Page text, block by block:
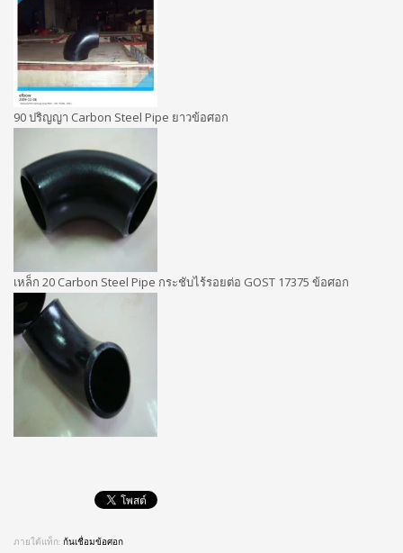
90 ปริญญา Carbon Steel Pipe ยาวข้อศอก
เหล็ก 20 Carbon Steel Pipe กระชับไร้รอยต่อ GOST 17375 ข้อศอก
ภายใต้แท็ก: ก้นเชื่อมข้อศอก